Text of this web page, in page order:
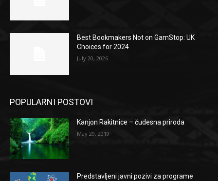
Best Bookmakers Not on GamStop: UK
Choices for 2024
July 20, 2026
POPULARNI POSTOVI
Kanjon Rakitnice – čudesna priroda
May 29, 2019
Predstavljeni javni pozivi za programe